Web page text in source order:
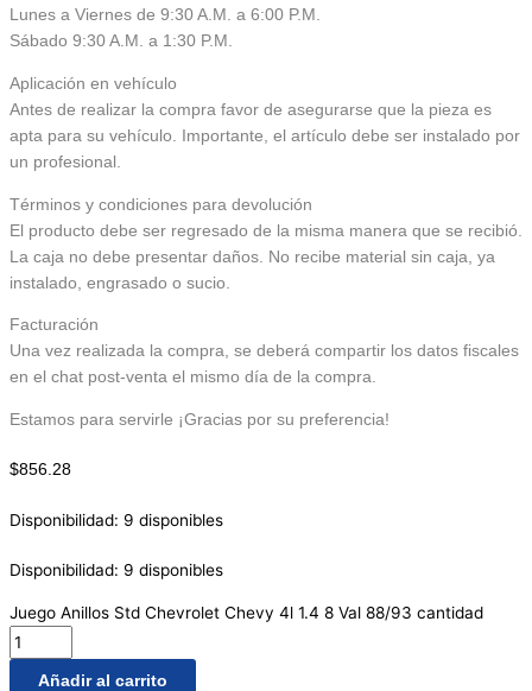
Lunes a Viernes de 9:30 A.M. a 6:00 P.M.
Sábado 9:30 A.M. a 1:30 P.M.
Aplicación en vehículo
Antes de realizar la compra favor de asegurarse que la pieza es
apta para su vehículo. Importante, el artículo debe ser instalado por
un profesional.
Términos y condiciones para devolución
El producto debe ser regresado de la misma manera que se recibió.
La caja no debe presentar daños. No recibe material sin caja, ya
instalado, engrasado o sucio.
Facturación
Una vez realizada la compra, se deberá compartir los datos fiscales
en el chat post-venta el mismo día de la compra.
Estamos para servirle ¡Gracias por su preferencia!
$856.28
Disponibilidad: 9 disponibles
Disponibilidad: 9 disponibles
Juego Anillos Std Chevrolet Chevy 4l 1.4 8 Val 88/93 cantidad
Añadir al carrito